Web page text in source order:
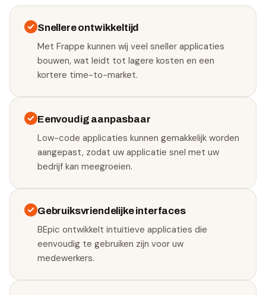
Snellere ontwikkeltijd
Met Frappe kunnen wij veel sneller applicaties
bouwen, wat leidt tot lagere kosten en een
kortere time-to-market.
Eenvoudig aanpasbaar
Low-code applicaties kunnen gemakkelijk worden
aangepast, zodat uw applicatie snel met uw
bedrijf kan meegroeien.
Gebruiksvriendelijke interfaces
BEpic ontwikkelt intuïtieve applicaties die
eenvoudig te gebruiken zijn voor uw
medewerkers.